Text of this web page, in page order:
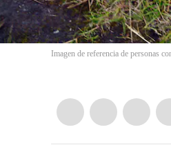
Imagen de referencia de personas